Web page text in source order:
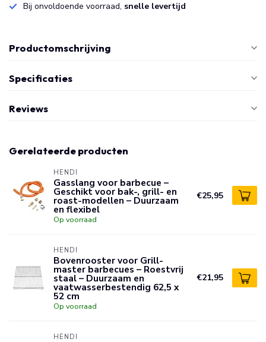
Bij onvoldoende voorraad, snelle levertijd
Productomschrijving
Specificaties
Reviews
Gerelateerde producten
HENDI
Gasslang voor barbecue –
Geschikt voor bak-, grill- en
roast-modellen – Duurzaam
en flexibel
Op voorraad
€25,95
HENDI
Bovenrooster voor Grill-
master barbecues – Roestvrij
staal – Duurzaam en
vaatwasserbestendig 62,5 x
52 cm
Op voorraad
€21,95
HENDI